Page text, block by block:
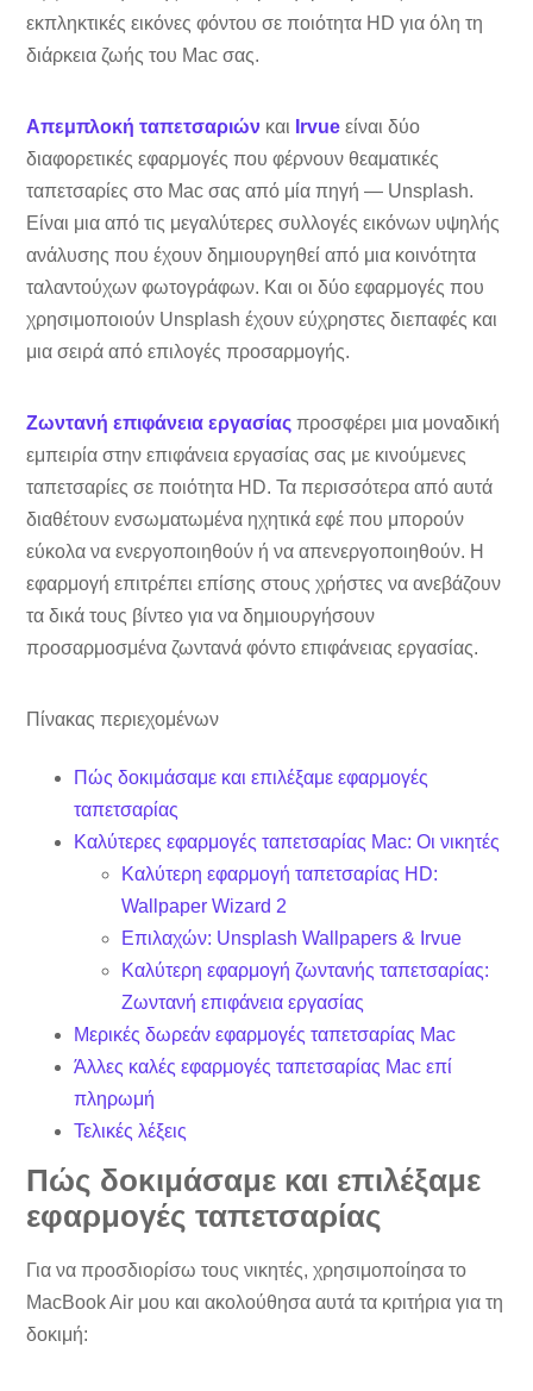
εκπληκτικές εικόνες φόντου σε ποιότητα HD για όλη τη
διάρκεια ζωής του Mac σας.
Απεμπλοκή ταπετσαριών και Irvue είναι δύο
διαφορετικές εφαρμογές που φέρνουν θεαματικές
ταπετσαρίες στο Mac σας από μία πηγή — Unsplash.
Είναι μια από τις μεγαλύτερες συλλογές εικόνων υψηλής
ανάλυσης που έχουν δημιουργηθεί από μια κοινότητα
ταλαντούχων φωτογράφων. Και οι δύο εφαρμογές που
χρησιμοποιούν Unsplash έχουν εύχρηστες διεπαφές και
μια σειρά από επιλογές προσαρμογής.
Ζωντανή επιφάνεια εργασίας προσφέρει μια μοναδική
εμπειρία στην επιφάνεια εργασίας σας με κινούμενες
ταπετσαρίες σε ποιότητα HD. Τα περισσότερα από αυτά
διαθέτουν ενσωματωμένα ηχητικά εφέ που μπορούν
εύκολα να ενεργοποιηθούν ή να απενεργοποιηθούν. Η
εφαρμογή επιτρέπει επίσης στους χρήστες να ανεβάζουν
τα δικά τους βίντεο για να δημιουργήσουν
προσαρμοσμένα ζωντανά φόντο επιφάνειας εργασίας.
Πίνακας περιεχομένων
Πώς δοκιμάσαμε και επιλέξαμε εφαρμογές
ταπετσαρίας
Καλύτερες εφαρμογές ταπετσαρίας Mac: Οι νικητές
Καλύτερη εφαρμογή ταπετσαρίας HD:
Wallpaper Wizard 2
Επιλαχών: Unsplash Wallpapers & Irvue
Καλύτερη εφαρμογή ζωντανής ταπετσαρίας:
Ζωντανή επιφάνεια εργασίας
Μερικές δωρεάν εφαρμογές ταπετσαρίας Mac
Άλλες καλές εφαρμογές ταπετσαρίας Mac επί
πληρωμή
Τελικές λέξεις
Πώς δοκιμάσαμε και επιλέξαμε
εφαρμογές ταπετσαρίας
Για να προσδιορίσω τους νικητές, χρησιμοποίησα το
MacBook Air μου και ακολούθησα αυτά τα κριτήρια για τη
δοκιμή: